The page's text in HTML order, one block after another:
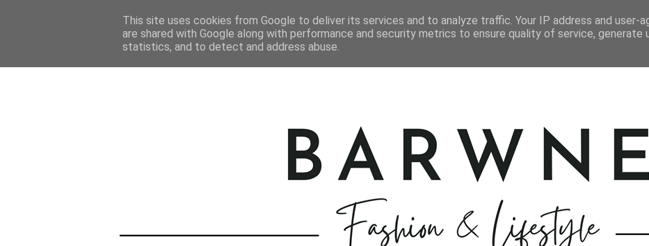
STRONA GŁÓWNA STYLIZACJE KOSMETYKI GOTOWANIE PODRÓŻE
This site uses cookies from Google to deliver its services and to analyze traffic. Your IP address and user-
are shared with Google along with performance and security metrics to ensure quality of service, generate
statistics, and to detect and address abuse.